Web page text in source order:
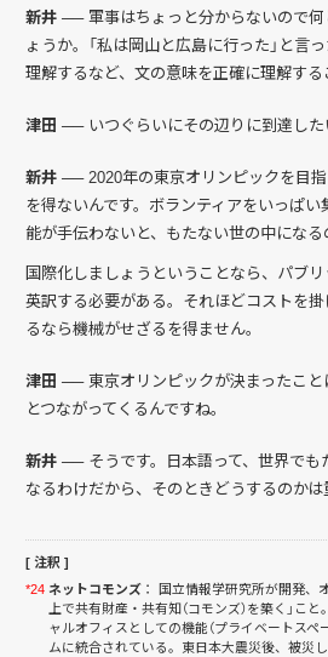
新井 ── 軍事はちょっと分からないので
ょうか。「私は岡山と広島に行った」と言
理解するなど、文の意味を正確に理解す
津田 ── いつぐらいにその辺りに到達し
新井 ── 2020年の東京オリンピックを目
を得ないんです。ボランティアをいっぱ
能が手伝わないと、もたない世の中になる
国際化しましょうということなら、パブ
英訳する必要がある。それほどコストを
るなら機械がせざるを得ません。
津田 ── 東京オリンピックが決まったこ
とつながってくるんですね。
新井 ── そうです。日本語って、世界で
なるわけだから、そのときどうするのかは
[ 注釈 ]
*24 ネットコモンズ ： 国立情報学研究所が開発、
上で共有財産・共有知（コモンズ）を築く」こ
ャルオフィスとしての機能（プライベートスペ
ムに統合されている。東日本大震災後、被災